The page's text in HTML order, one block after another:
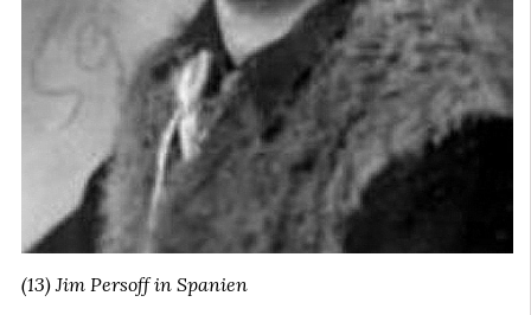
(13) Jim Persoff in Spanien